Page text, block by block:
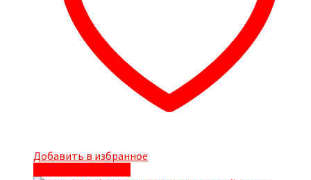
Добавить в избранное